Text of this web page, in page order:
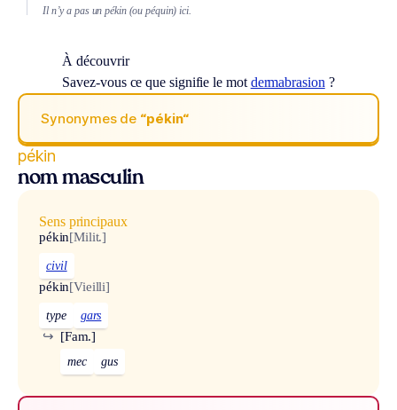
Il n’y a pas un pékin (ou péquin) ici.
À découvrir
Savez-vous ce que signifie le mot dermabrasion ?
Synonymes de “pékin“
pékin
nom masculin
Sens principaux
pékin[Milit.]
civil
pékin[Vieilli]
type gars
[Fam.]
↪
mec gus